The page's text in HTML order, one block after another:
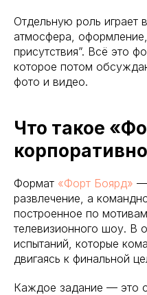
Отдельную роль играет
атмосфера,
присутствия”. Всё это
которое потом
фото и видео.
Что такое
Формат «Форт Боярд» —
развлечение, а
построенное по
телевизионного шоу. В
испытаний, которые
двигаясь к финальной
Каждое задание — это